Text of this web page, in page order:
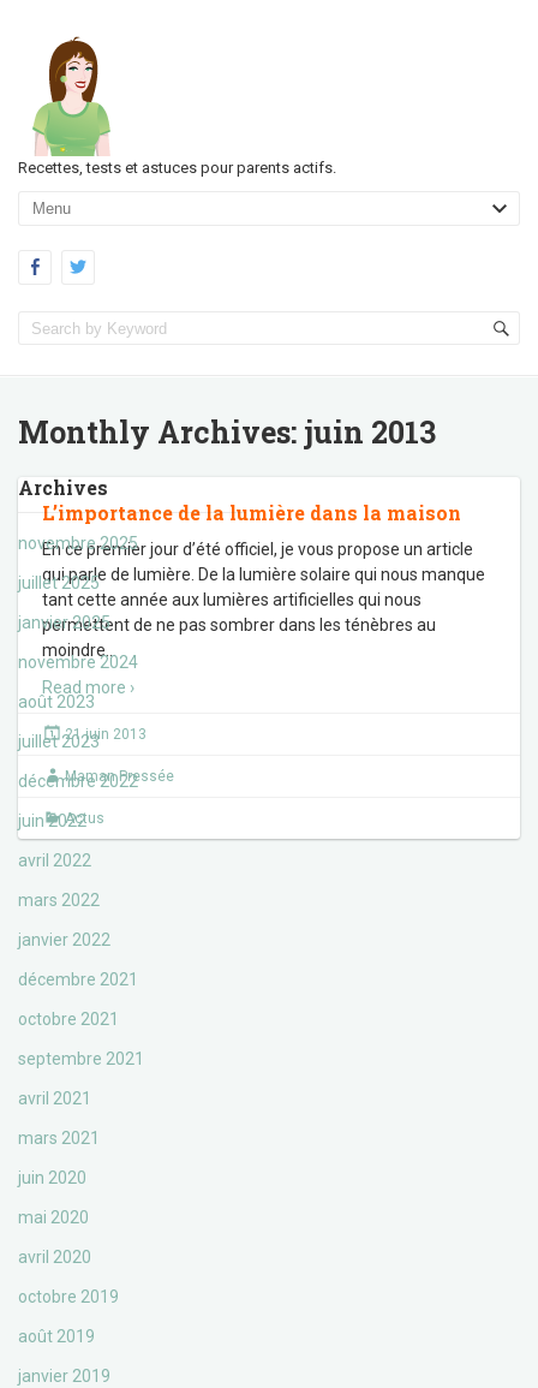
Recettes, tests et astuces pour parents actifs.
Monthly Archives: juin 2013
Archives
novembre 2025
juillet 2025
janvier 2025
novembre 2024
août 2023
juillet 2023
décembre 2022
juin 2022
avril 2022
mars 2022
janvier 2022
décembre 2021
octobre 2021
septembre 2021
avril 2021
mars 2021
juin 2020
mai 2020
avril 2020
octobre 2019
août 2019
janvier 2019
L’importance de la lumière dans la maison
En ce premier jour d’été officiel, je vous propose un article
qui parle de lumière. De la lumière solaire qui nous manque
tant cette année aux lumières artificielles qui nous
permettent de ne pas sombrer dans les ténèbres au
moindre
Read more ›
21 juin 2013
Maman Pressée
Actus